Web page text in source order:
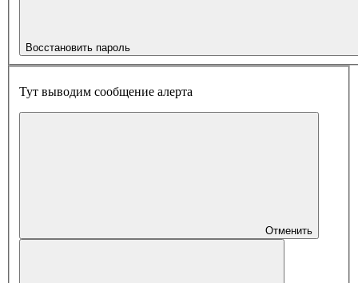
Восстановить пароль
Тут выводим сообщение алерта
Отменить